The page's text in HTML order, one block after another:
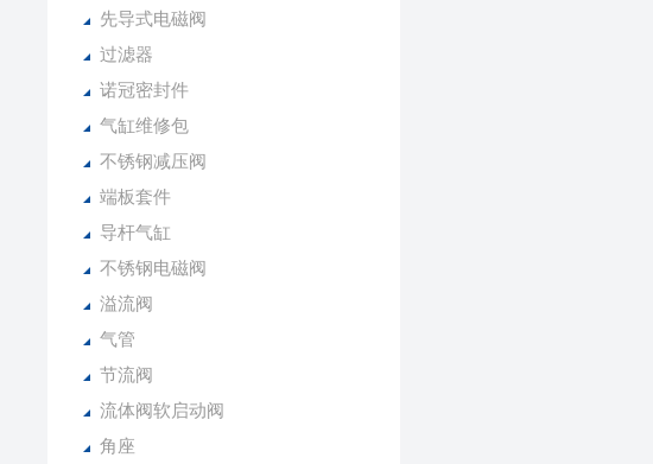
先导式电磁阀
过滤器
诺冠密封件
气缸维修包
不锈钢减压阀
端板套件
导杆气缸
不锈钢电磁阀
溢流阀
气管
节流阀
流体阀软启动阀
角座